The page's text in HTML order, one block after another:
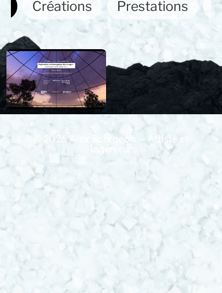
Créations Prestations
© 2026Alex Bourgeois – Artiste et
Ingénieur
Anders Norén